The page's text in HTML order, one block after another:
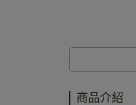
商品介紹